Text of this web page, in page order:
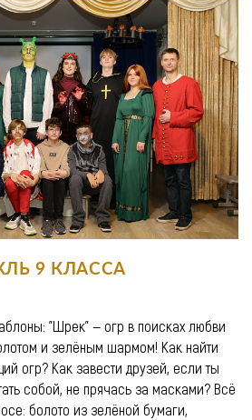
9 КЛАССА
"Шрек" — огр в поисках любви
и зелёным шармом! Как найти
огр? Как завести друзей, если ты
собой, не прячась за масками? Всё
болото из зелёной бумаги,